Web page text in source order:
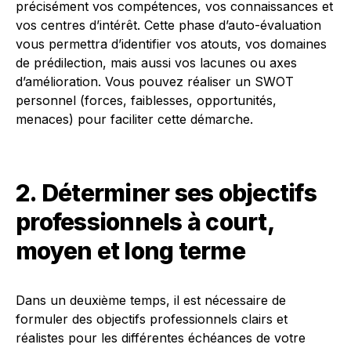
précisément vos compétences, vos connaissances et
vos centres d’intérêt. Cette phase d’auto-évaluation
vous permettra d’identifier vos atouts, vos domaines
de prédilection, mais aussi vos lacunes ou axes
d’amélioration. Vous pouvez réaliser un SWOT
personnel (forces, faiblesses, opportunités,
menaces) pour faciliter cette démarche.
2. Déterminer ses objectifs
professionnels à court,
moyen et long terme
Dans un deuxième temps, il est nécessaire de
formuler des objectifs professionnels clairs et
réalistes pour les différentes échéances de votre